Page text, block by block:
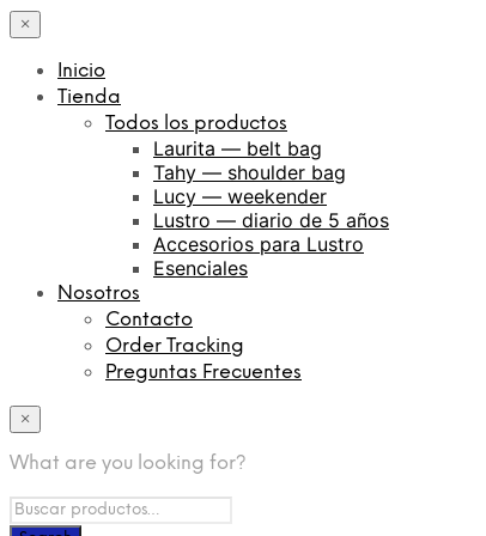
×
Inicio
Tienda
Todos los productos
Laurita — belt bag
Tahy — shoulder bag
Lucy — weekender
Lustro — diario de 5 años
Accesorios para Lustro
Esenciales
Nosotros
Contacto
Order Tracking
Preguntas Frecuentes
×
What are you looking for?